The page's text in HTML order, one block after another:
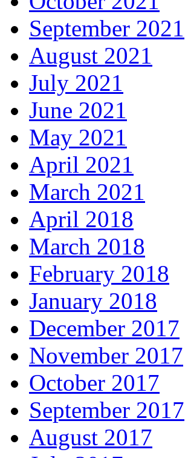
September 2021
August 2021
July 2021
June 2021
May 2021
April 2021
March 2021
April 2018
March 2018
February 2018
January 2018
December 2017
November 2017
October 2017
September 2017
August 2017